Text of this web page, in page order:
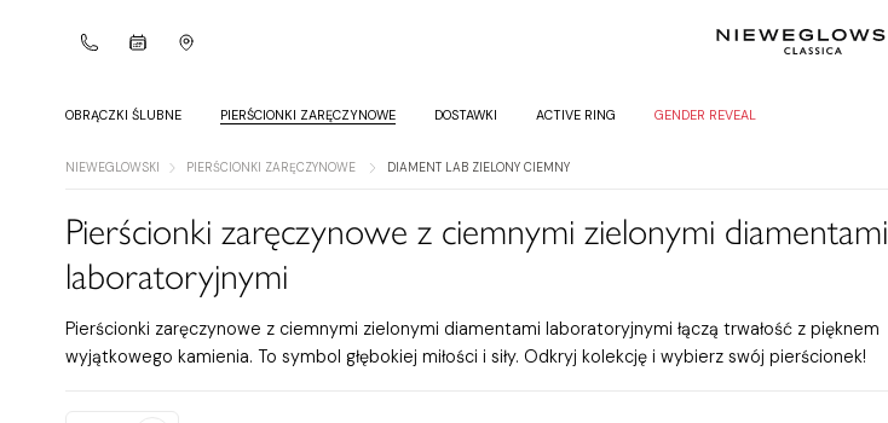
OBRĄCZKI ŚLUBNE PIERŚCIONKI ZARĘCZYNOWE DOSTAWKI ACTIVE RING GENDER REVEAL
NIEWEGLOWSKI PIERŚCIONKI ZARĘCZYNOWE DIAMENT LAB ZIELONY CIEMNY
Pierścionki zaręczynowe z ciemnymi zielonymi diamentami
laboratoryjnymi
Pierścionki zaręczynowe z ciemnymi zielonymi diamentami laboratoryjnymi łączą trwałość z pięknem
wyjątkowego kamienia. To symbol głębokiej miłości i siły. Odkryj kolekcję i wybierz swój pierścionek!